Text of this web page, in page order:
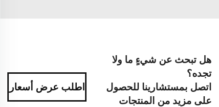
هل تبحث عن شيءٍ ما ولا
تجده؟
اتصل بمستشارينا للحصول
على مزيد من المنتجات
اطلب عرض أسعار